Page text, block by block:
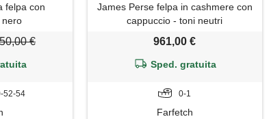
felpa con
nero
€
52-54
James Perse felpa in cashmere con
cappuccio - toni neutri
961,00 €
Sped. gratuita
0-1
Farfetch